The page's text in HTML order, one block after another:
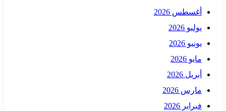
أغسطس 2026
يوليو 2026
يونيو 2026
مايو 2026
أبريل 2026
مارس 2026
فبراير 2026